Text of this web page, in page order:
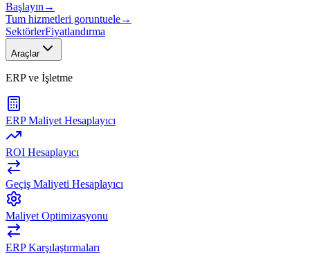
Başlayın →
Tum hizmetleri goruntuele→
SektörlerFiyatlandırma
Araçlar
ERP ve İşletme
ERP Maliyet Hesaplayıcı
ROI Hesaplayıcı
Geçiş Maliyeti Hesaplayıcı
Maliyet Optimizasyonu
ERP Karşılaştırmaları